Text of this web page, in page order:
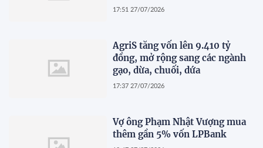
17:51 27/07/2026
AgriS tăng vốn lên 9.410 tỷ
đồng, mở rộng sang các ngành
gạo, dừa, chuối, dứa
17:37 27/07/2026
Vợ ông Phạm Nhật Vượng mua
thêm gần 5% vốn LPBank